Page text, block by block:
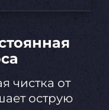
чистка от
острую